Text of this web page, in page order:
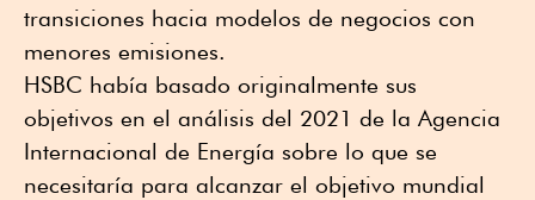
transiciones hacia modelos de negocios con
menores emisiones.
HSBC había basado originalmente sus
objetivos en el análisis del 2021 de la Agencia
Internacional de Energía sobre lo que se
necesitaría para alcanzar el objetivo mundial